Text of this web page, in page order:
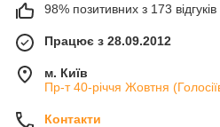
98% позитивних з 173 відгуків
Працює з 28.09.2012
м. Київ
Пр-т 40-річчя Жовтня
Контакти